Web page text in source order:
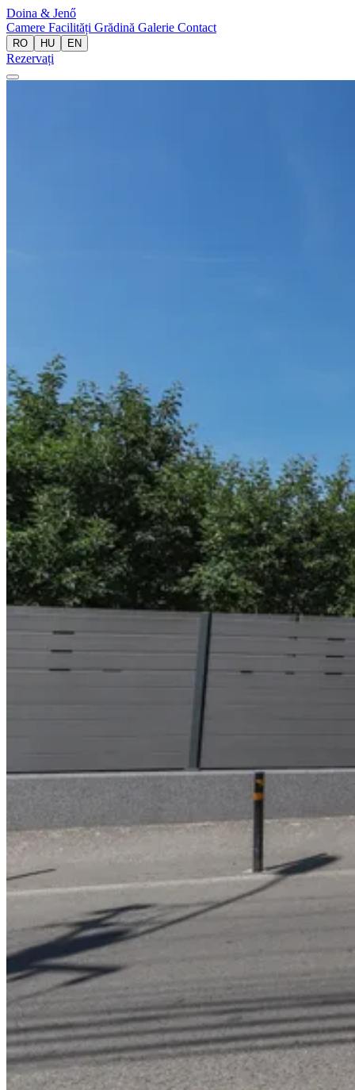
Doina & Jenő
Camere Facilități Grădină Galerie Contact
RO HU EN
Rezervați